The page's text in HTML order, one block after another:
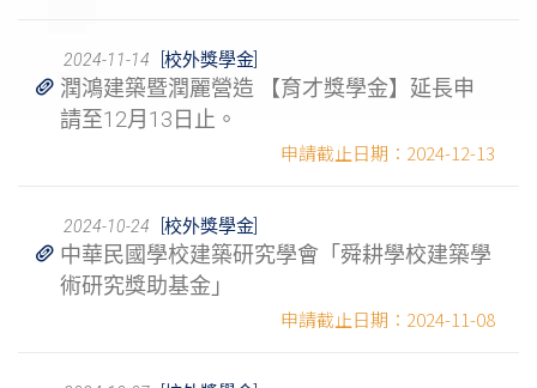
2024-11-14 [校外獎學金]
潤鴻建築暨潤麗營造 【育才獎學金】延長申
請至12月13日止。
2024-12-13
2024-10-24 [校外獎學金]
中華民國學校建築研究學會「舜耕學校建築學
術研究獎助基金」
2024-11-08